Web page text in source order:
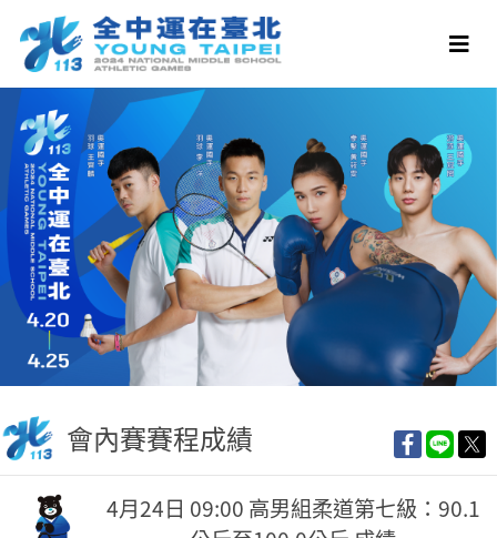
會內賽賽程成績
4月24日 09:00 高男組柔道第七級：90.1